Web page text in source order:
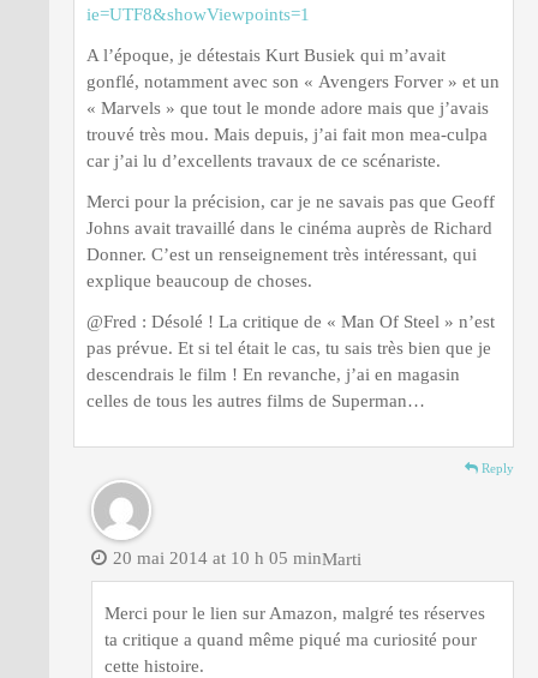
ie=UTF8&showViewpoints=1
A l’époque, je détestais Kurt Busiek qui m’avait
gonflé, notamment avec son « Avengers Forver » et un
« Marvels » que tout le monde adore mais que j’avais
trouvé très mou. Mais depuis, j’ai fait mon mea-culpa
car j’ai lu d’excellents travaux de ce scénariste.
Merci pour la précision, car je ne savais pas que Geoff
Johns avait travaillé dans le cinéma auprès de Richard
Donner. C’est un renseignement très intéressant, qui
explique beaucoup de choses.
@Fred : Désolé ! La critique de « Man Of Steel » n’est
pas prévue. Et si tel était le cas, tu sais très bien que je
descendrais le film ! En revanche, j’ai en magasin
celles de tous les autres films de Superman…
Reply
Marti
20 mai 2014 at 10 h 05 min
Merci pour le lien sur Amazon, malgré tes réserves
ta critique a quand même piqué ma curiosité pour
cette histoire.